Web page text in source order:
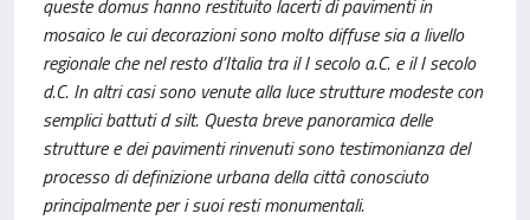
queste domus hanno restituito lacerti di pavimenti in
mosaico le cui decorazioni sono molto diffuse sia a livello
regionale che nel resto d’Italia tra il I secolo a.C. e il I secolo
d.C. In altri casi sono venute alla luce strutture modeste con
semplici battuti d silt. Questa breve panoramica delle
strutture e dei pavimenti rinvenuti sono testimonianza del
processo di definizione urbana della città conosciuto
principalmente per i suoi resti monumentali.